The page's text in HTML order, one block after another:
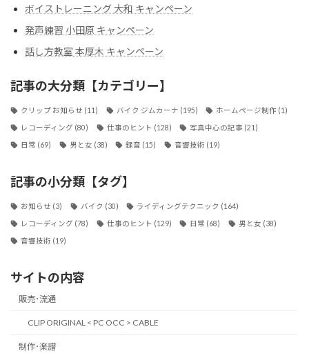
ボイストレーニング 大和 キャンペーン
発声練習 小田原 キャンペーン
話し方教室 本厚木 キャンペーン
記事の大分類【カテゴリー】
クリップ お知らせ (11) バイク ジムカーナ (195) ホームページ制作 (1)
レコーディング (80) 仕事のヒント (128) 写真中心の記事 (21)
日常 (69) 男と女 (38) 録音 (15) 音響技術 (19)
記事の小分類【タグ】
お知らせ (3) バイク (30) ライディングテクニック (164)
レコーディング (78) 仕事のヒント (129) 日常 (68) 男と女 (38)
音響技術 (19)
サイトの内容
販売･流通
CLIP ORIGINAL < PC OCC > CABLE
制作･楽譜